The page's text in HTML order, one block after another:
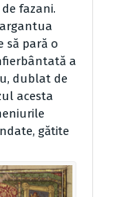
de fazani.
să pară o
a
dublat de
acesta
gătite